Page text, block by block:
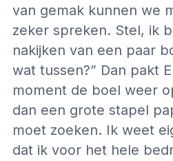
van gemak kunnen we
zeker spreken. Stel, ik
nakijken van een paar
wat tussen?” Dan pakt
moment de boel weer
dan een grote stapel
moet zoeken. Ik weet
dat ik voor het hele